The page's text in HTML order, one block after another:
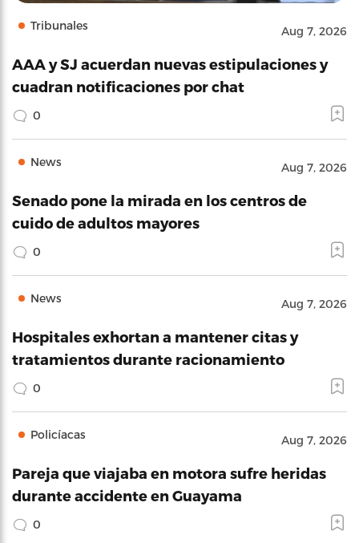
Tribunales Aug 7, 2026
AAA y SJ acuerdan nuevas estipulaciones y
cuadran notificaciones por chat
0
News Aug 7, 2026
Senado pone la mirada en los centros de
cuido de adultos mayores
0
News Aug 7, 2026
Hospitales exhortan a mantener citas y
tratamientos durante racionamiento
0
Policíacas Aug 7, 2026
Pareja que viajaba en motora sufre heridas
durante accidente en Guayama
0